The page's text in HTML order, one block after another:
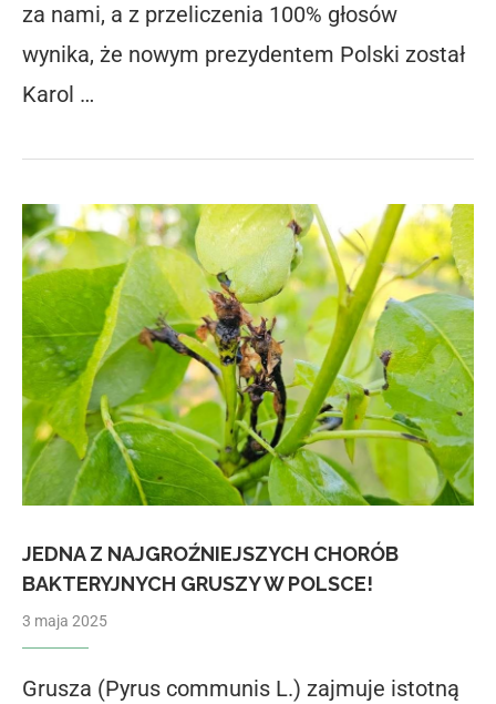
za nami, a z przeliczenia 100% głosów
wynika, że nowym prezydentem Polski został
Karol …
JEDNA Z NAJGROŹNIEJSZYCH CHORÓB
BAKTERYJNYCH GRUSZY W POLSCE!
3 maja 2025
Grusza (Pyrus communis L.) zajmuje istotną